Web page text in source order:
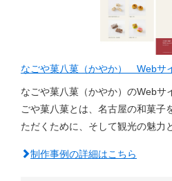
なごや菓八菓（かやか） Webサ
なごや菓八菓（かやか）のWebサ
ごや菓八菓とは、名古屋の和菓子
ただくために、そして観光の魅力
制作事例の詳細はこちら